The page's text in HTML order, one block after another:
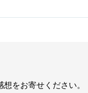
をお寄せください。